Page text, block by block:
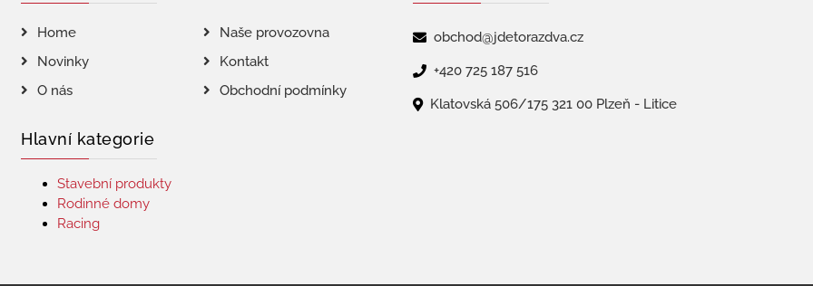
Home
Naše provozovna
Novinky
Kontakt
O nás
Obchodní podmínky
Hlavní kategorie
Stavební produkty
Rodinné domy
Racing
obchod@jdetorazdva.cz
+420 725 187 516
Klatovská 506/175 321 00 Plzeň - Litice